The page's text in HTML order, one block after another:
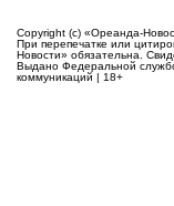
Copyright (c) «Ореанда-
При перепечатке или
Новости» обязательна.
Выдано Федеральной
коммуникаций | 18+